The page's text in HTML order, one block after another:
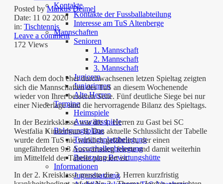
Kontakte
Kontakte der Fussballabteilung
Interesse am TuS Altenberge
Mannschaften
Senioren
1. Mannschaft
2. Mannschaft
3. Mannschaft
Junioren
Juniorinnen
Alte Herren
Termine
Heimspiele
Auswärtsspiele
Belegungspläne
Trainingsplatzbelegung
Soccerhallenbelegung
Besetzung Bewirtungshütte
Informationen
Jugendsatzung
Posted byMarkus Deimel
Date: 11 02 2020
in: Tischtennis
Leave a comment
172 Views
Nach dem doch eher durchwachsenen letzen Spieltag zeigten
sich die Mannschaften des TuS an diesem Wochenende
wieder von Ihrer besseren Seite. Fünf deutliche Siege bei nur
einer Niederlage sind die hervorragende Bilanz des Spieltags.
In der Bezirksklasse war die 1. Herren zu Gast bei SC
Westfalia Kinderhaus II. Das aktuelle Schlusslicht der Tabelle
wurde dem TuS nie wirklich gefährlich, der einen
ungefährdeten 9:3 Auswärtssieg feierte und damit weiterhin
im Mittelfeld der Tabelle platziert ist.
In der 2. Kreisklasse musste die 3. Herren kurzfristig